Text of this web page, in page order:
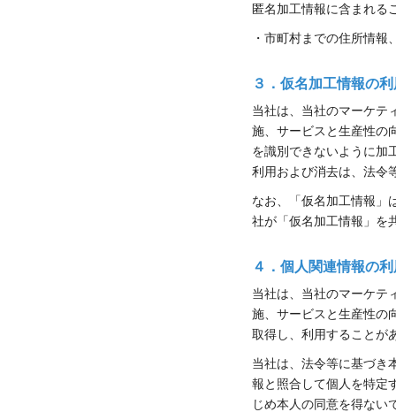
匿名加工情報に含まれる
・市町村までの住所情
３．仮名加工情報の
当社は、当社のマーケテ
施、サービスと生産性の
を識別できないように加
利用および消去は、法令
なお、「仮名加工情報」
社が「仮名加工情報」を
４．個人関連情報の
当社は、当社のマーケテ
施、サービスと生産性の
取得し、利用することが
当社は、法令等に基づき
報と照合して個人を特定
じめ本人の同意を得ない